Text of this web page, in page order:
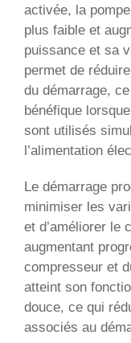
activée, la
plus faible et
puissance et sa
permet de
du démarrage,
bénéfique
sont utilisés
l’alimentation
Le démarrage
minimiser les
et d’améliorer le
augmentant
compresseur et
atteint son
douce, ce qui
associés au